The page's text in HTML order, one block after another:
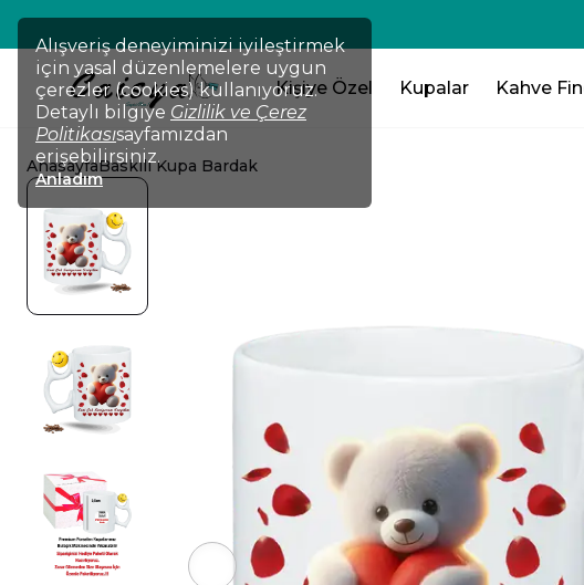
Alışveriş deneyiminizi iyileştirmek
için yasal düzenlemelere uygun
çerezler (cookies) kullanıyoruz.
Detaylı bilgiye Gizlilik ve Çerez
Politikasısayfamızdan
erişebilirsiniz.
Anladım
💸TÜM ÜRÜNLERDE !!! 2 Ürün Al -75₺💸
Kişiye Özel Kupalar Kahve
AnasayfaBaskılı Kupa Bardak